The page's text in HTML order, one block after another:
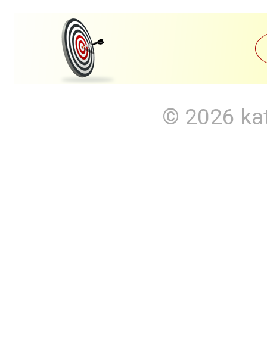
© 2026